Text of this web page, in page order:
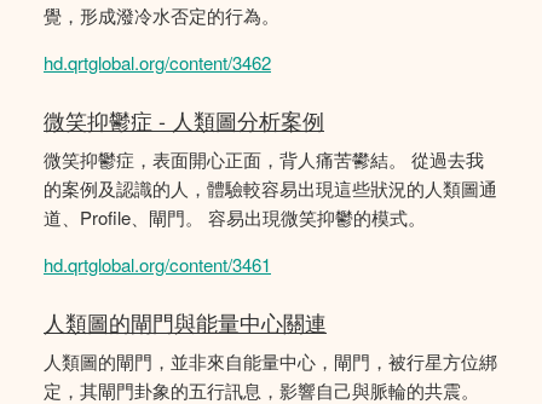
覺，形成潑冷水否定的行為。
hd.qrtglobal.org/content/3462
微笑抑鬱症 - 人類圖分析案例
微笑抑鬱症，表面開心正面，背人痛苦鬰結。 從過去我
的案例及認識的人，體驗較容易出現這些狀況的人類圖通
道、Profile、閘門。 容易出現微笑抑鬱的模式。
hd.qrtglobal.org/content/3461
人類圖的閘門與能量中心關連
人類圖的閘門，並非來自能量中心，閘門，被行星方位綁
定，其閘門卦象的五行訊息，影響自己與脈輪的共震。